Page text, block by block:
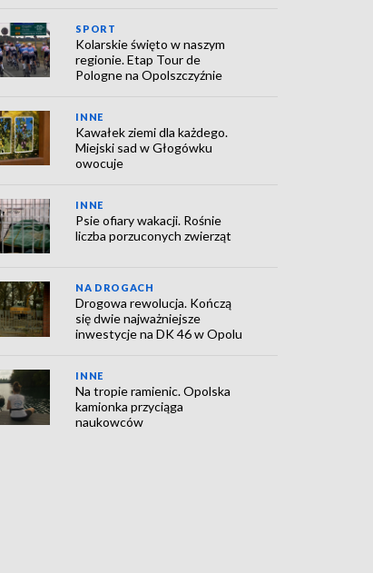
SPORT
Kolarskie święto w naszym
regionie. Etap Tour de
Pologne na Opolszczyźnie
INNE
Kawałek ziemi dla każdego.
Miejski sad w Głogówku
owocuje
INNE
Psie ofiary wakacji. Rośnie
liczba porzuconych zwierząt
NA DROGACH
Drogowa rewolucja. Kończą
się dwie najważniejsze
inwestycje na DK 46 w Opolu
INNE
Na tropie ramienic. Opolska
kamionka przyciąga
naukowców